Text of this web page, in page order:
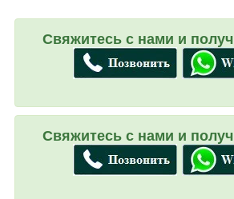
Свяжитесь с нами и
Свяжитесь с нами и